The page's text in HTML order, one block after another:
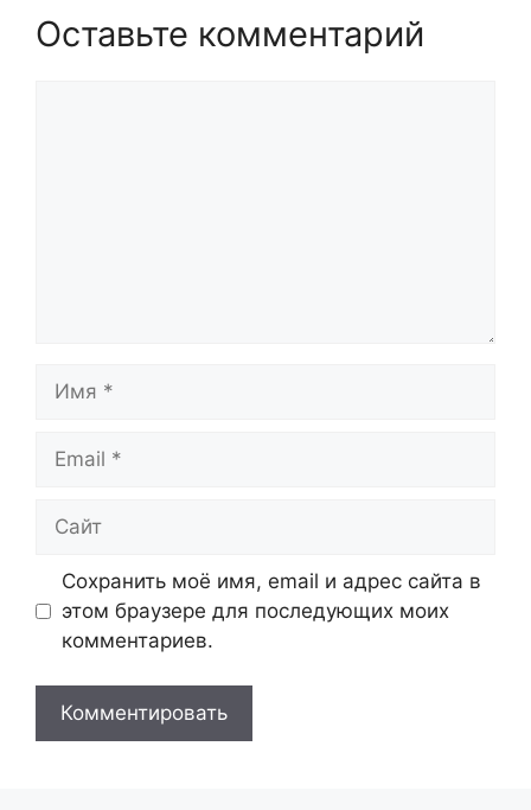
Оставьте комментарий
Сохранить моё имя, email и адрес сайта в
этом браузере для последующих моих
комментариев.